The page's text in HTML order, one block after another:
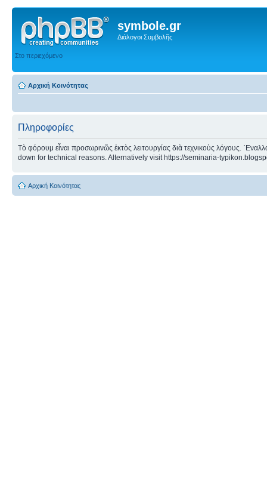
symbole.gr
Διάλογοι Συμβολῆς
Στο περιεχόμενο
Αρχική Κοινότητας
Πληροφορίες
Τὸ φόρουμ εἶναι προσωρινῶς ἐκτὸς λειτουργίας διὰ τεχνικοὺς λόγους.
down for technical reasons. Alternatively visit https://seminaria-
Αρχική Κοινότητας